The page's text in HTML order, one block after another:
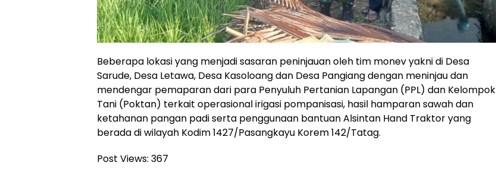
Beberapa lokasi yang menjadi sasaran peninjauan oleh tim monev yakni di Desa
Sarude, Desa Letawa, Desa Kasoloang dan Desa Pangiang dengan meninjau dan
mendengar pemaparan dari para Penyuluh Pertanian Lapangan (PPL) dan Kelompok
Tani (Poktan) terkait operasional irigasi pompanisasi, hasil hamparan sawah dan
ketahanan pangan padi serta penggunaan bantuan Alsintan Hand Traktor yang
berada di wilayah Kodim 1427/Pasangkayu Korem 142/Tatag.
Post Views: 367